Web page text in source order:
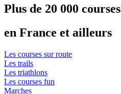
Plus de 20 000 courses
en France et ailleurs
Les courses sur route
Les trails
Les triathlons
Les courses fun
Marches